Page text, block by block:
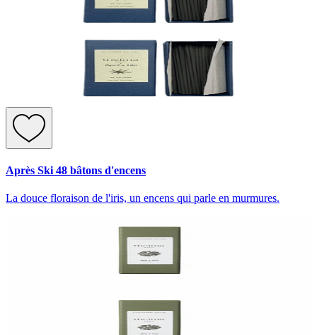
Après Ski 48 bâtons d'encens
La douce floraison de l'iris, un encens qui parle en murmures.